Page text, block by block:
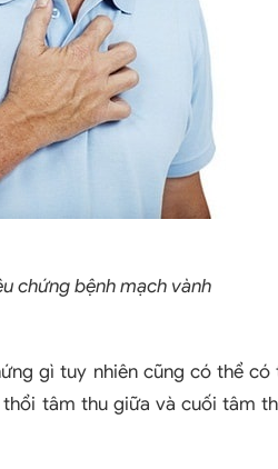
chứng bệnh mạch vành
gì tuy nhiên cũng có thể
tâm thu giữa và cuối tâm